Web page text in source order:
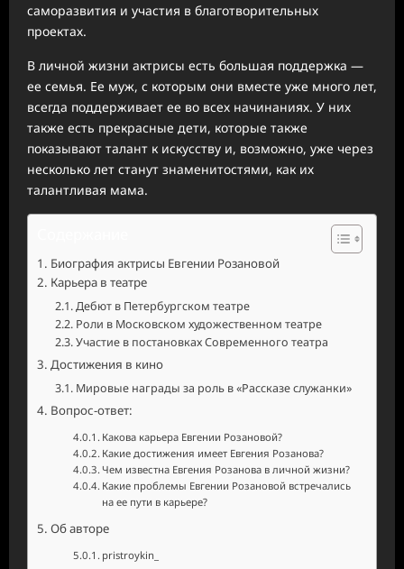
саморазвития и участия в благотворительных
проектах.
В личной жизни актрисы есть большая поддержка —
ее семья. Ее муж, с которым они вместе уже много лет,
всегда поддерживает ее во всех начинаниях. У них
также есть прекрасные дети, которые также
показывают талант к искусству и, возможно, уже через
несколько лет станут знаменитостями, как их
талантливая мама.
Биография актрисы Евгении Розановой
Карьера в театре
Дебют в Петербургском театре
Роли в Московском художественном театре
Участие в постановках Современного театра
Достижения в кино
Мировые награды за роль в «Рассказе служанки»
Вопрос-ответ:
Какова карьера Евгении Розановой?
Какие достижения имеет Евгения Розанова?
Чем известна Евгения Розанова в личной жизни?
Какие проблемы Евгении Розановой встречались
на ее пути в карьере?
Об авторе
pristroykin_